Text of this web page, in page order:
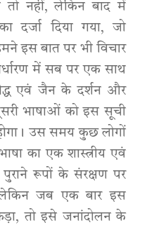
तो नहीं, लेकिन बाद में
दर्जा दिया गया, जो
इस बात पर भी विचार
में सब पर एक साथ
एवं जैन के दर्शन और
भाषाओं को इस सूची
उस समय कुछ लोगों
का एक शास्त्रीय एवं
रूपों के संरक्षण पर
लेकिन जब एक बार इस
तो इसे जनांदोलन के